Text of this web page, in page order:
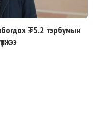
₮5.2 тэрбумын